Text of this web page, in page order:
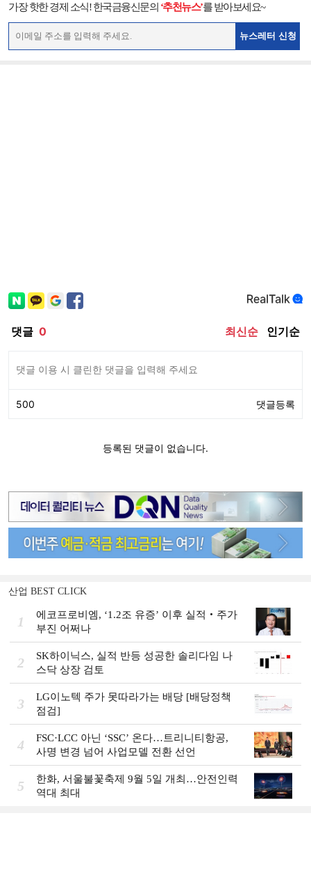
가장 핫한 경제 소식! 한국금융신문의 ‘추천뉴스’를 받아보세요~
뉴스레터 신청
산업 BEST CLICK
1
에코프로비엠, ‘1.2조 유증’ 이후 실적‧주가
부진 어쩌나
2
SK하이닉스, 실적 반등 성공한 솔리다임 나
스닥 상장 검토
3
LG이노텍 주가 못따라가는 배당 [배당정책
점검]
4
FSC·LCC 아닌 ‘SSC’ 온다…트리니티항공,
사명 변경 넘어 사업모델 전환 선언
5
한화, 서울불꽃축제 9월 5일 개최…안전인력
역대 최대